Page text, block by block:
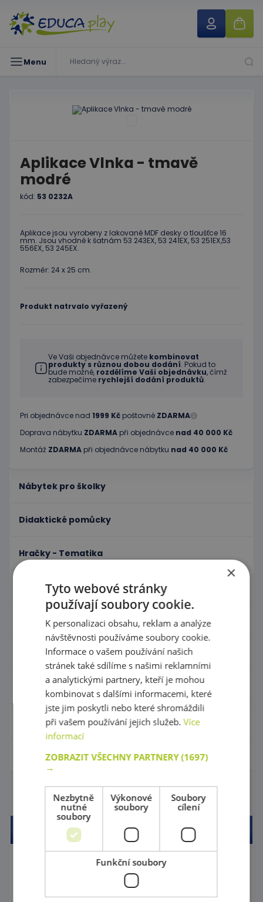
Menu
Nábytek pro školky
Didaktické pomůcky
Hračky - Tematika
Hudební nástroje
Výtvarní pomůcky - Kreativita
Pohyb a sportovní potřeby
Dětská hřiště
Klubové zboží
Do vyprodání zásob
Do vyprodání zásob
Online Katalog
Aplikace Vlnka - tmavě
modré
kód: 53 0232A
Aplikace jsou vyrobeny z lakované MDF desky o tloušťce 16
mm. Jsou vhodné k šatnám 53 243EX, 53 241EX, 53 251EX,53
556EX, 53 245EX.
Rozměr: 24 x 25 cm.
Produkt natrvalo vyřazený
Ve Vaši objednávce můžete kombinovat
produkty s různou dobou dodání. Pokud to
bude možné, rozdělíme Vaši objednávku, čímž
zabezpečíme rychlejší dodání produktů.
Pri objednávce nad 1999 Kč poštovné ZDARMA
Doprava nábytku ZDARMA při objednávce nad 40 000 Kč
Montáž ZDARMA při objednávce nábytku nad 40 000 Kč
×
Tyto webové stránky
používají soubory cookie.
K personalizaci obsahu, reklam a analýze
návštěvnosti používáme soubory cookie.
Informace o vašem používání našich
stránek také sdílíme s našimi reklamními
a analytickými partnery, kteří je mohou
kombinovat s dalšími informacemi, které
jste jim poskytli nebo které shromáždili
při vašem používání jejich služeb.Více
informací
ZOBRAZIT VŠECHNY PARTNERY(1697)
→
Nezbytně
nutné
soubory
Výkonové
soubory
Soubory
cílení
Funkční soubory